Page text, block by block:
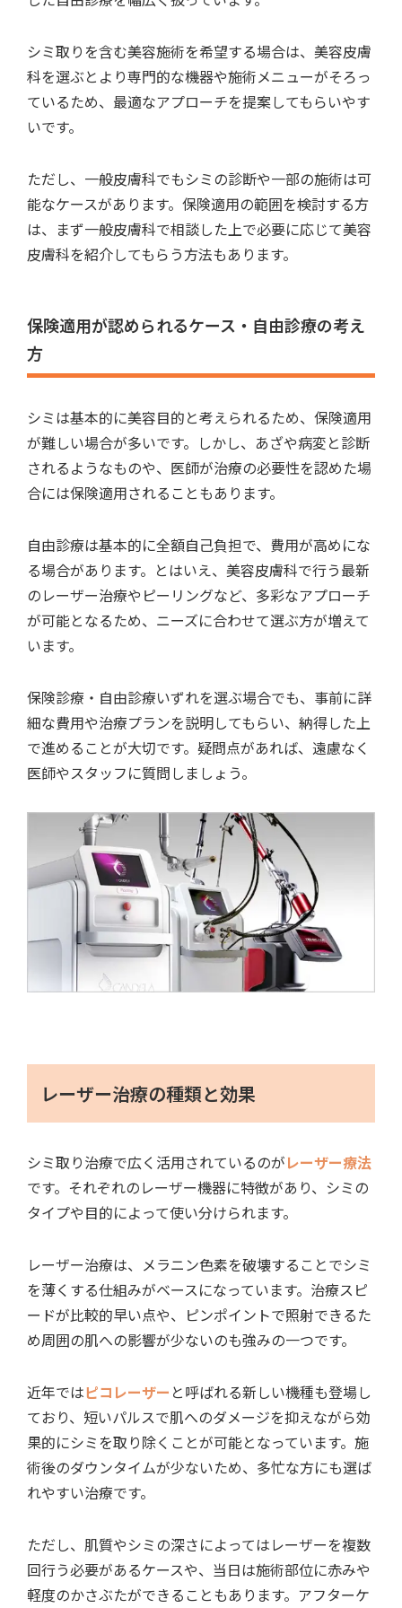
シミ取りを含む美容施術を希望する場合は、 美容皮膚
科を選ぶとより専門的な機器や施術メニューがそろっ
ているため、最適なアプローチを提案してもらいやす
いです。
ただし、一般皮膚科でもシミの診断や一部の施術は可
能なケースがあります。保険適用の範囲を検討する方
は、まず一般皮膚科で相談した上で必要に応じて美容
皮膚科を紹介してもらう方法もあります。
保険適用が認められるケース・自由診療の考え
方
シミは基本的に美容目的と考えられるため、保険適用
が難しい場合が多いです。しかし、あざや病変と診断
されるようなものや、医師が治療の必要性を認めた場
合には保険適用されることもあります。
自由診療は基本的に全額自己負担で、費用が高めにな
る場合があります。とはいえ、 美容皮膚科で行う最新
のレーザー治療やピーリングなど、多彩なアプローチ
が可能となるため、ニーズに合わせて選ぶ方が増えて
います。
保険診療・自由診療いずれを選ぶ場合でも、事前に詳
細な費用や治療プランを説明してもらい、納得した上
で進めることが大切です。疑問点があれば、遠慮なく
医師やスタッフに質問しましょう。
レーザー治療の種類と効果
シミ取り治療で広く活用されているのがレーザー療法
です。それぞれのレーザー機器に特徴があり、シミの
タイプや目的によって使い分けられます。
レーザー治療は、 メラニン色素を破壊することでシミ
を薄くする仕組みがベースになっています。治療スピ
ードが比較的早い点や、ピンポイントで照射できるた
め周囲の肌への影響が少ないのも強みの一つです。
近年ではピコレーザー と呼ばれる新しい機種も登場し
ており、 短いパルスで肌へのダメージを抑えながら効
果的にシミを取り除くことが可能となっています。施
術後のダウンタイムが少ないため、多忙な方にも選ば
れやすい治療です。
ただし、 肌質やシミの深さによってはレーザーを複数
回行う必要があるケースや、当日は施術部位に赤みや
軽度のかさぶたができることもあります。アフターケ